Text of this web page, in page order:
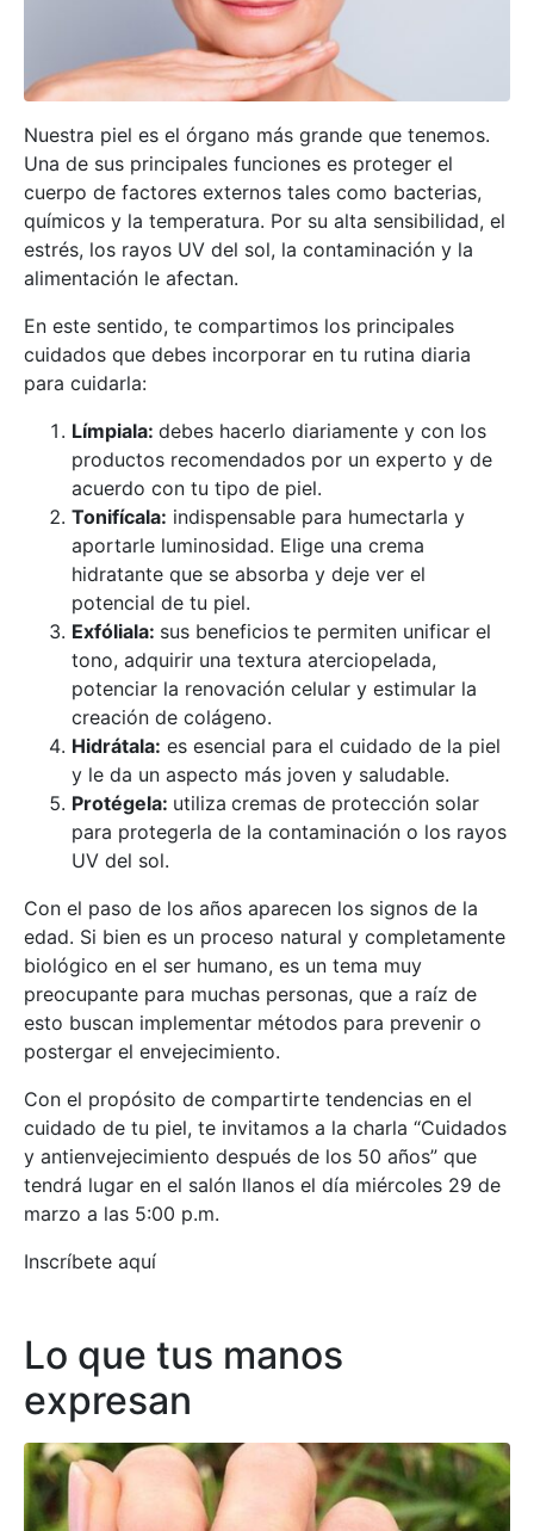
Nuestra piel es el órgano más grande que tenemos.
Una de sus principales funciones es proteger el
cuerpo de factores externos tales como bacterias,
químicos y la temperatura. Por su alta sensibilidad, el
estrés, los rayos UV del sol, la contaminación y la
alimentación le afectan.
En este sentido, te compartimos los principales
cuidados que debes incorporar en tu rutina diaria
para cuidarla:
Límpiala: debes hacerlo diariamente y con los
productos recomendados por un experto y de
acuerdo con tu tipo de piel.
Tonifícala: indispensable para humectarla y
aportarle luminosidad. Elige una crema
hidratante que se absorba y deje ver el
potencial de tu piel.
Exfóliala: sus beneficios te permiten unificar el
tono, adquirir una textura aterciopelada,
potenciar la renovación celular y estimular la
creación de colágeno.
Hidrátala: es esencial para el cuidado de la piel
y le da un aspecto más joven y saludable.
Protégela: utiliza cremas de protección solar
para protegerla de la contaminación o los rayos
UV del sol.
Con el paso de los años aparecen los signos de la
edad. Si bien es un proceso natural y completamente
biológico en el ser humano, es un tema muy
preocupante para muchas personas, que a raíz de
esto buscan implementar métodos para prevenir o
postergar el envejecimiento.
Con el propósito de compartirte tendencias en el
cuidado de tu piel, te invitamos a la charla “Cuidados
y antienvejecimiento después de los 50 años” que
tendrá lugar en el salón llanos el día miércoles 29 de
marzo a las 5:00 p.m.
Inscríbete aquí
Lo que tus manos
expresan